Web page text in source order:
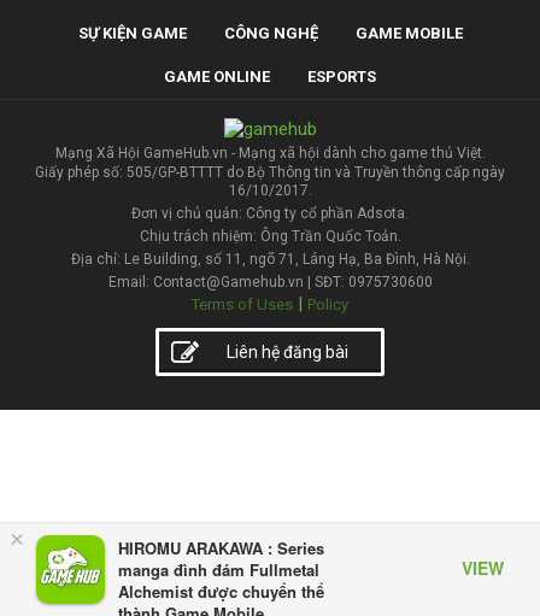
×
HIROMU ARAKAWA : Series
manga đình đám Fullmetal
Alchemist được chuyển thể
VIEW
SỰ KIỆN GAME CÔNG NGHỆ GAME MOBILE
GAME ONLINE ESPORTS
Mạng Xã Hội GameHub.vn - Mạng xã hội dành cho game thủ Việt.
Giấy phép số: 505/GP-BTTTT do Bộ Thông tin và Truyền thông cấp ngày
16/10/2017.
Đơn vị chủ quản: Công ty cổ phần Adsota.
Chịu trách nhiệm: Ông Trần Quốc Toản.
Địa chỉ: Le Building, số 11, ngõ 71, Láng Hạ, Ba Đình, Hà Nội.
Email: Contact@Gamehub.vn | SĐT: 0975730600
Terms of Uses | Policy
Liên hệ đăng bài